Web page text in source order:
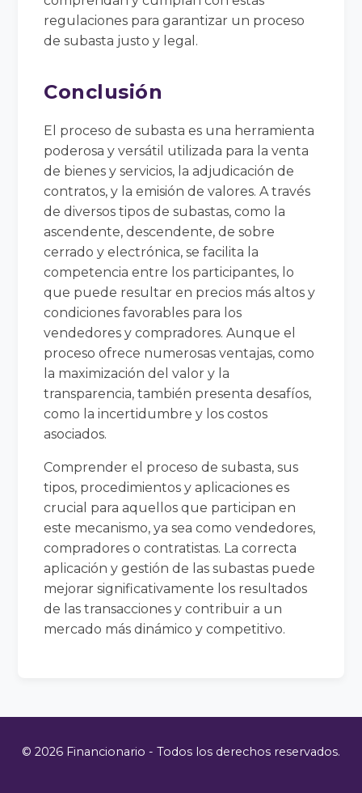
regulaciones para garantizar un proceso
de subasta justo y legal.
Conclusión
El proceso de subasta es una herramienta
poderosa y versátil utilizada para la venta
de bienes y servicios, la adjudicación de
contratos, y la emisión de valores. A través
de diversos tipos de subastas, como la
ascendente, descendente, de sobre
cerrado y electrónica, se facilita la
competencia entre los participantes, lo
que puede resultar en precios más altos y
condiciones favorables para los
vendedores y compradores. Aunque el
proceso ofrece numerosas ventajas, como
la maximización del valor y la
transparencia, también presenta desafíos,
como la incertidumbre y los costos
asociados.
Comprender el proceso de subasta, sus
tipos, procedimientos y aplicaciones es
crucial para aquellos que participan en
este mecanismo, ya sea como vendedores,
compradores o contratistas. La correcta
aplicación y gestión de las subastas puede
mejorar significativamente los resultados
de las transacciones y contribuir a un
mercado más dinámico y competitivo.
© 2026 Financionario - Todos los derechos reservados.